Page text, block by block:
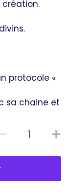
protocole «
sa chaine et